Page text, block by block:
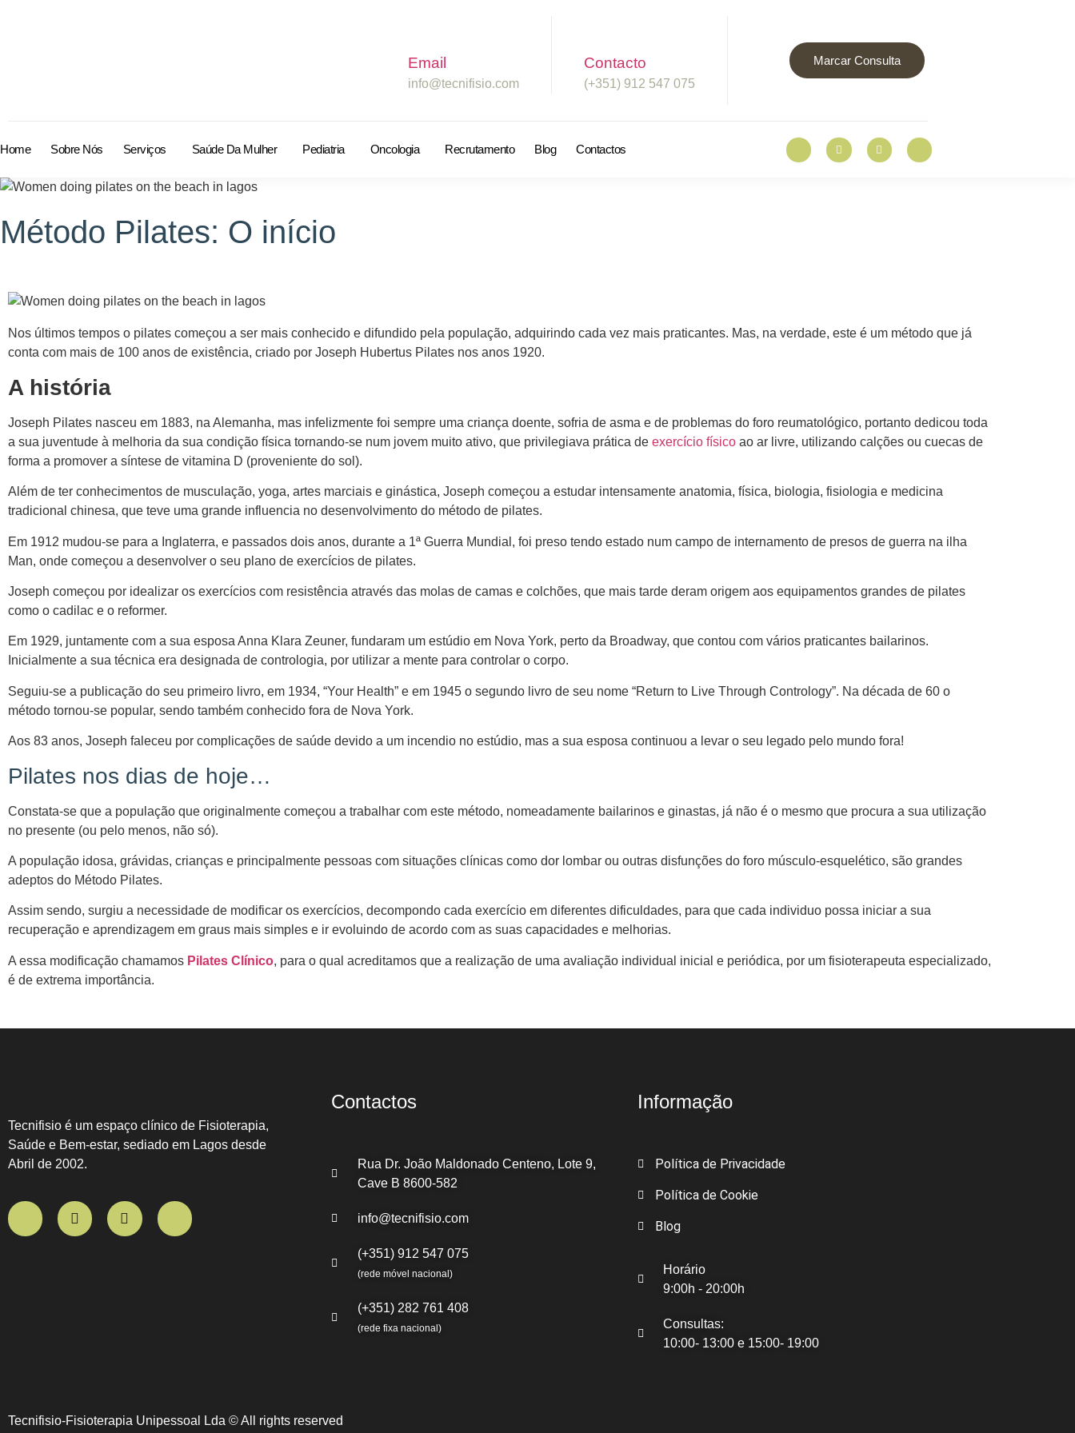
Email
info@tecnifisio.com
Contacto
(+351) 912 547 075
Marcar Consulta
Home Sobre Nós Serviços Saúde Da Mulher Pediatria Oncologia Recrutamento Blog Contactos
Método Pilates: O início
Nos últimos tempos o pilates começou a ser mais conhecido e difundido pela população, adquirindo cada vez mais praticantes. Mas, na verdade, este é um método que já
conta com mais de 100 anos de existência, criado por Joseph Hubertus Pilates nos anos 1920.
A história
Joseph Pilates nasceu em 1883, na Alemanha, mas infelizmente foi sempre uma criança doente, sofria de asma e de problemas do foro reumatológico, portanto dedicou toda
a sua juventude à melhoria da sua condição física tornando-se num jovem muito ativo, que privilegiava prática de exercício físico ao ar livre, utilizando calções ou cuecas de
forma a promover a síntese de vitamina D (proveniente do sol).
Além de ter conhecimentos de musculação, yoga, artes marciais e ginástica, Joseph começou a estudar intensamente anatomia, física, biologia, fisiologia e medicina
tradicional chinesa, que teve uma grande influencia no desenvolvimento do método de pilates.
Em 1912 mudou-se para a Inglaterra, e passados dois anos, durante a 1ª Guerra Mundial, foi preso tendo estado num campo de internamento de presos de guerra na ilha
Man, onde começou a desenvolver o seu plano de exercícios de pilates.
Joseph começou por idealizar os exercícios com resistência através das molas de camas e colchões, que mais tarde deram origem aos equipamentos grandes de pilates
como o cadilac e o reformer.
Em 1929, juntamente com a sua esposa Anna Klara Zeuner, fundaram um estúdio em Nova York, perto da Broadway, que contou com vários praticantes bailarinos.
Inicialmente a sua técnica era designada de contrologia, por utilizar a mente para controlar o corpo.
Seguiu-se a publicação do seu primeiro livro, em 1934, “Your Health” e em 1945 o segundo livro de seu nome “Return to Live Through Contrology”. Na década de 60 o
método tornou-se popular, sendo também conhecido fora de Nova York.
Aos 83 anos, Joseph faleceu por complicações de saúde devido a um incendio no estúdio, mas a sua esposa continuou a levar o seu legado pelo mundo fora!
Pilates nos dias de hoje…
Constata-se que a população que originalmente começou a trabalhar com este método, nomeadamente bailarinos e ginastas, já não é o mesmo que procura a sua utilização
no presente (ou pelo menos, não só).
A população idosa, grávidas, crianças e principalmente pessoas com situações clínicas como dor lombar ou outras disfunções do foro músculo-esquelético, são grandes
adeptos do Método Pilates.
Assim sendo, surgiu a necessidade de modificar os exercícios, decompondo cada exercício em diferentes dificuldades, para que cada individuo possa iniciar a sua
recuperação e aprendizagem em graus mais simples e ir evoluindo de acordo com as suas capacidades e melhorias.
A essa modificação chamamos Pilates Clínico, para o qual acreditamos que a realização de uma avaliação individual inicial e periódica, por um fisioterapeuta especializado,
é de extrema importância.
Tecnifisio é um espaço clínico de Fisioterapia,
Saúde e Bem-estar, sediado em Lagos desde
Abril de 2002.
Contactos
Rua Dr. João Maldonado Centeno, Lote 9,
Cave B 8600-582
info@tecnifisio.com
(+351) 912 547 075
(rede móvel nacional)
(+351) 282 761 408
(rede fixa nacional)
Informação
Política de Privacidade
Política de Cookie
Blog
Horário
9:00h - 20:00h
Consultas:
10:00- 13:00 e 15:00- 19:00
Tecnifisio-Fisioterapia Unipessoal Lda © All rights reserved